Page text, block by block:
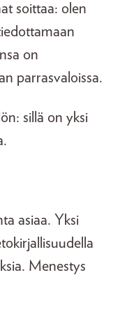
soittaa: olen
on
parrasvaloissa.
sillä on yksi
asiaa. Yksi
Menestys